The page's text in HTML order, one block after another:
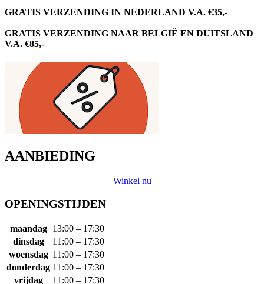
GRATIS VERZENDING IN NEDERLAND V.A. €35,-
GRATIS VERZENDING NAAR BELGIË EN DUITSLAND
V.A. €85,-
AANBIEDING
Winkel nu
OPENINGSTIJDEN
maandag
13:00 – 17:30
dinsdag
11:00 – 17:30
woensdag 11:00 – 17:30
donderdag 11:00 – 17:30
vrijdag
11:00 – 17:30